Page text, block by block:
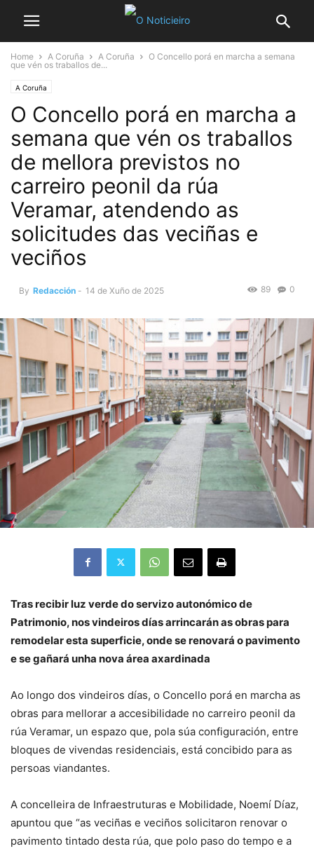
Home A Coruña A Coruña
O Concello porá en marcha a semana
que vén os traballos de...
A Coruña
O Concello porá en marcha a
semana que vén os traballos
de mellora previstos no
carreiro peonil da rúa
Veramar, atendendo as
solicitudes das veciñas e
veciños
By Redacción - 14 de Xuño de 2025 0
89
Tras recibir luz verde do servizo autonómico de
Patrimonio, nos vindeiros días arrincarán as obras para
remodelar esta superficie, onde se renovará o pavimento
e se gañará unha nova área axardinada
Ao longo dos vindeiros días, o Concello porá en marcha as
obras para mellorar a accesibilidade no carreiro peonil da
rúa Veramar, un espazo que, pola súa configuración, entre
bloques de vivendas residenciais, está concibido para as
persoas viandantes.
A concelleira de Infraestruturas e Mobilidade, Noemí Díaz,
apuntou que “as veciñas e veciños solicitaron renovar o
pavimento tintado desta rúa, que polo paso do tempo e a